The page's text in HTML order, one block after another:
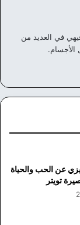
في العديد من
الأجسام.
عن الحب والحياة
تويتر